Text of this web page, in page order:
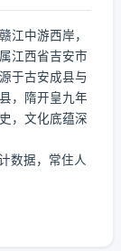
江中游西岸，
江西省吉安市
于古安成县与
，隋开皇九年
，文化底蕴深
数据，常住人